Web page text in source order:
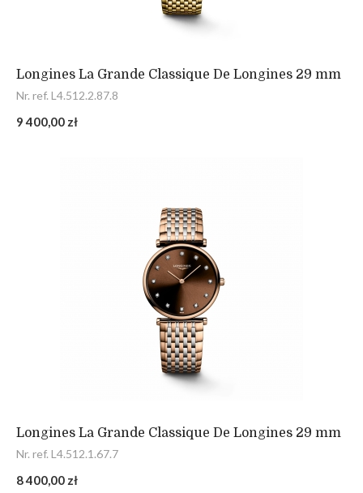
Longines La Grande Classique De Longines 29 mm
Nr. ref. L4.512.2.87.8
9 400,00 zł
Longines La Grande Classique De Longines 29 mm
Nr. ref. L4.512.1.67.7
8 400,00 zł